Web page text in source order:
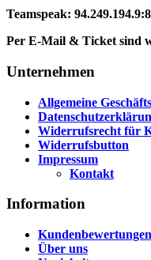
Teamspeak:
Per E-Mail & Ticket sind
Unternehmen
Allgemeine
Widerrufsrecht für
Widerrufsbutton
Impressum
Kontakt
Information
Kundenbewertungen
Über uns